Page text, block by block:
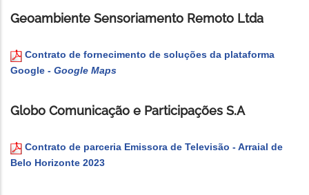
Geoambiente Sensoriamento Remoto Ltda
Contrato de fornecimento de soluções da plataforma
Google - Google Maps
Globo Comunicação e Participações S.A
Contrato de parceria Emissora de Televisão - Arraial de
Belo Horizonte 2023